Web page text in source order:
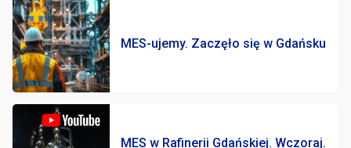
MES-ujemy. Zaczęło się w Gdańsku
MES w Rafinerii Gdańskiej. Wczoraj.